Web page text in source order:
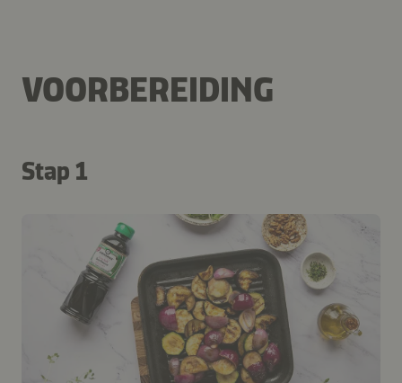
VOORBEREIDING
Stap 1